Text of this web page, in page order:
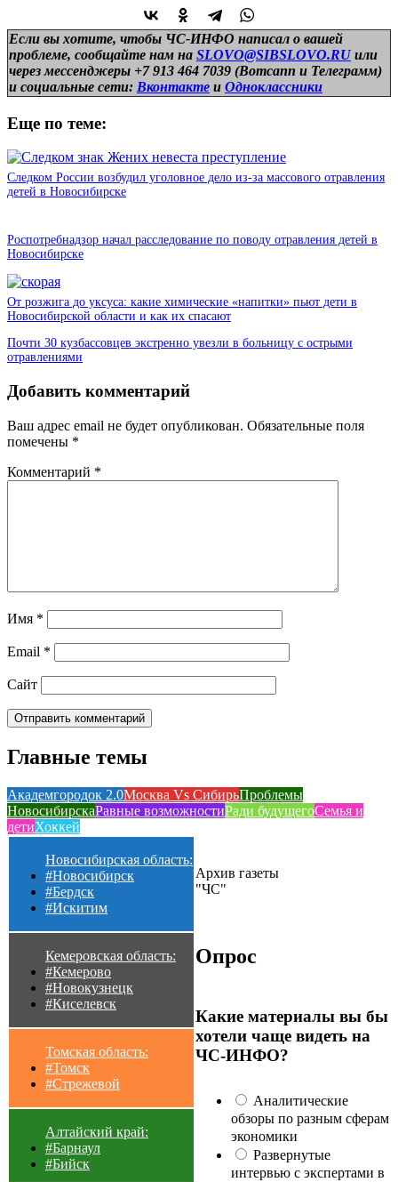
Если вы хотите, чтобы ЧС-ИНФО написал о вашей
проблеме, сообщайте нам на SLOVO@SIBSLOVO.RU или
через мессенджеры +7 913 464 7039 (Вотсапп и Телеграмм)
и социальные сети: Вконтакте и Одноклассники
Еще по теме:
Следком России возбудил уголовное дело из-за массового отравления
детей в Новосибирске
Роспотребнадзор начал расследование по поводу отравления детей в
Новосибирске
От розжига до уксуса: какие химические «напитки» пьют дети в
Новосибирской области и как их спасают
Почти 30 кузбассовцев экстренно увезли в больницу с острыми
отравлениями
Добавить комментарий
Ваш адрес email не будет опубликован. Обязательные поля
помечены *
Комментарий *
Имя *
Email *
Сайт
Главные темы
Академгородок 2.0Москва Vs СибирьПроблемы
НовосибирскаРавные возможностиРади будущегоСемья и
детиХоккей
Новосибирская область:
#Новосибирск
#Бердск
#Искитим
Кемеровская область:
#Кемерово
#Новокузнецк
#Киселевск
Томская область:
#Томск
#Стрежевой
Алтайский край:
#Барнаул
#Бийск
Архив газеты
"ЧС"
Опрос
Какие материалы вы бы
хотели чаще видеть на
ЧС-ИНФО?
Аналитические
обзоры по разным сферам
экономики
Развернутые
интервью с экспертами в